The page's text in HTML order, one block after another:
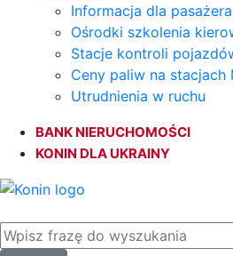
Informacja dla pasażera
Ośrodki szkolenia
Stacje kontroli
Ceny paliw na stacjach
Utrudnienia w ruchu
BANK NIERUCHOMOŚCI
KONIN DLA UKRAINY